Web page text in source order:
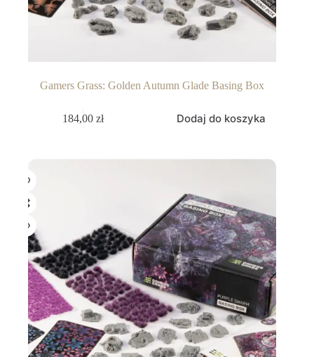
Gamers Grass: Golden Autumn Glade Basing Box
184,00zł Dodaj do koszyka